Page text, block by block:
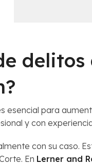
c
a
s
o
delitos
para
y con
con su caso.
En Lerner and